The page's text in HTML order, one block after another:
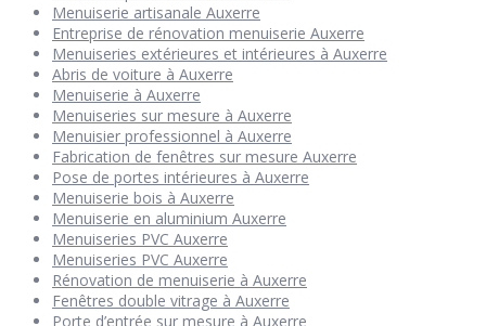
Menuiserie artisanale Auxerre
Entreprise de rénovation menuiserie Auxerre
Menuiseries extérieures et intérieures à Auxerre
Abris de voiture à Auxerre
Menuiserie à Auxerre
Menuiseries sur mesure à Auxerre
Menuisier professionnel à Auxerre
Fabrication de fenêtres sur mesure Auxerre
Pose de portes intérieures à Auxerre
Menuiserie bois à Auxerre
Menuiserie en aluminium Auxerre
Menuiseries PVC Auxerre
Menuiseries PVC Auxerre
Rénovation de menuiserie à Auxerre
Fenêtres double vitrage à Auxerre
Porte d’entrée sur mesure à Auxerre